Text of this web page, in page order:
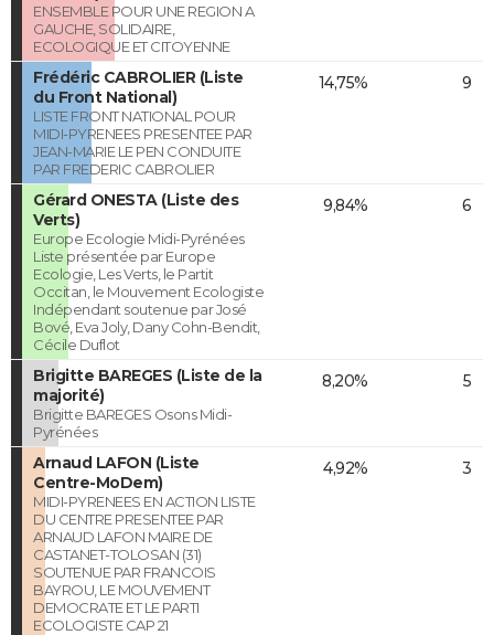
ENSEMBLE POUR UNE REGION A
GAUCHE, SOLIDAIRE,
ECOLOGIQUE ET CITOYENNE
Frédéric CABROLIER (Liste
du Front National)
LISTE FRONT NATIONAL POUR
MIDI-PYRENEES PRESENTEE PAR
JEAN-MARIE LE PEN CONDUITE
PAR FREDERIC CABROLIER
14,75% 9
Gérard ONESTA (Liste des
Verts)
Europe Ecologie Midi-Pyrénées
Liste présentée par Europe
Ecologie, Les Verts, le Partit
Occitan, le Mouvement Ecologiste
Indépendant soutenue par José
Bové, Eva Joly, Dany Cohn-Bendit,
Cécile Duflot
9,84% 6
Brigitte BAREGES (Liste de la
majorité)
Brigitte BAREGES Osons Midi-
Pyrénées
8,20% 5
Arnaud LAFON (Liste
Centre-MoDem)
MIDI-PYRENEES EN ACTION LISTE
DU CENTRE PRESENTEE PAR
ARNAUD LAFON MAIRE DE
CASTANET-TOLOSAN (31)
SOUTENUE PAR FRANCOIS
BAYROU, LE MOUVEMENT
DEMOCRATE ET LE PARTI
ECOLOGISTE CAP 21
4,92% 3